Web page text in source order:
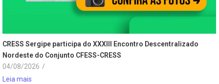
CRESS Sergipe participa do XXXIII Encontro Descentralizado
Nordeste do Conjunto CFESS-CRESS
04/08/2026 /
Leia mais